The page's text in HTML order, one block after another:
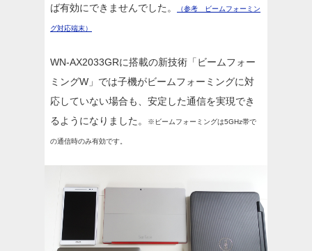
ば有効にできませんでした。
（参考 ビームフォーミン
グ対応端末）
WN-AX2033GRに搭載の新技術「ビームフォー
ミングW」では子機がビームフォーミングに対
応していない場合も、安定した通信を実現でき
るようになりました。
※ビームフォーミングは5GHz帯で
の通信時のみ有効です。